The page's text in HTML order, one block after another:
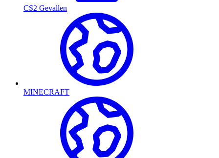
CS2 Gevallen
MINECRAFT